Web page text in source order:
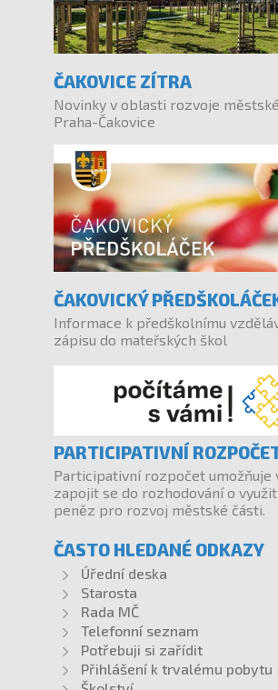
ČAKOVICE ZÍTRA
Novinky v oblasti rozvoje
Praha-Čakovice
ČAKOVICKÝ
Informace k předškolnímu
zápisu do mateřských škol
PARTICIPATIVNÍ
Participativní rozpočet umožňuje
zapojit se do rozhodování o
peněz pro rozvoj městské části.
ČASTO HLEDANÉ ODKAZY
Úřední deska
Starosta
Rada MČ
Telefonní seznam
Potřebuji si zařídit
Přihlášení k trvalému pobytu